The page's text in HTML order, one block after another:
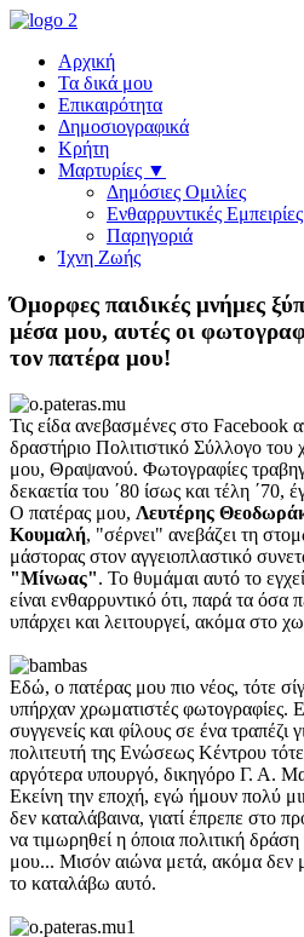
Αρχική
Τα δικά μου
Επικαιρότητα
Δημοσιογραφικά
Κρήτη
Μαρτυρίες ▼
Δημόσιες Ομιλίες
Ενθαρρυντικές Εμπειρίες
Παρηγοριά
Ίχνη Ζωής
Όμορφες παιδικές μνήμες
μέσα μου, αυτές οι
τον πατέρα μου!
Τις είδα ανεβασμένες στο Facebook
δραστήριο Πολιτιστικό Σύλλογο του
μου, Θραψανού. Φωτογραφίες
δεκαετία του ΄80 ίσως και τέλη ΄70,
Ο πατέρας μου, Λευτέρης
Κουμαλή, "σέρνει" ανεβάζει τη
μάστορας στον αγγειοπλαστικό
"Μίνωας". Το θυμάμαι αυτό το
είναι ενθαρρυντικό ότι, παρά τα όσα
υπάρχει και λειτουργεί, ακόμα στο
Εδώ, ο πατέρας μου πιο νέος, τότε
υπήρχαν χρωματιστές φωτογραφίες.
συγγενείς και φίλους σε ένα τραπέζι
πολιτευτή της Ενώσεως Κέντρου
αργότερα υπουργό, δικηγόρο Γ. Α.
Εκείνη την εποχή, εγώ ήμουν πολύ
δεν καταλάβαινα, γιατί έπρεπε στο
να τιμωρηθεί η όποια πολιτική
μου... Μισόν αιώνα μετά, ακόμα δεν
το καταλάβω αυτό.